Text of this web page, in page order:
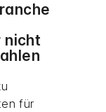
nicht
für